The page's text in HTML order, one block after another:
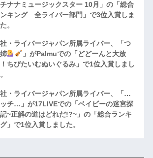
ナナミュージックスター 10月」の「総合
キング 全ライバー部門」で3位入賞しま
。
・ライバージャパン所属ライバー、「つ
」がPalmuでの「どどーんと大放
ちびたいむぬいぐるみ」で1位入賞しまし
・ライバージャパン所属ライバー、「…
チ…」が17LIVEでの「ベイビーの迷宮探
~正解の道はどれだ!?~」の「総合ランキ
」で1位入賞しました。